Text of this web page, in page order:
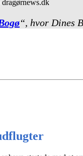
“, hvor Dines